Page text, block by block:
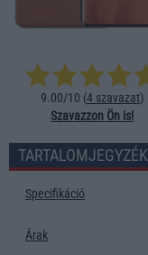
9.00/10 (4 szavazat)
Szavazzon Ön is!
TARTALOMJEGYZÉK
Specifikáció
Árak